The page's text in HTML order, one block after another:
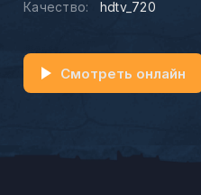
Качество: hdtv_720
Смотреть онлайн